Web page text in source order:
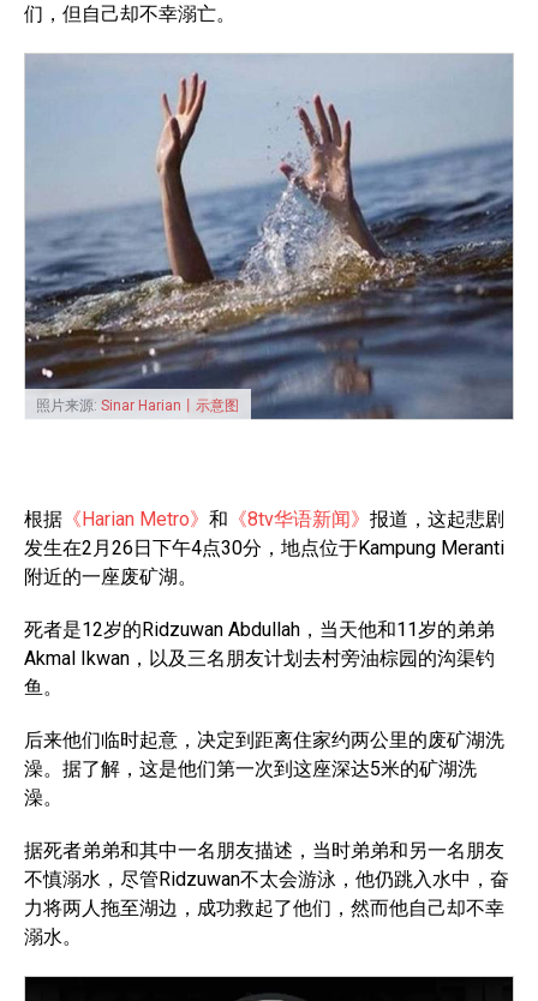
们，但自己却不幸溺亡。
照片来源: Sinar Harian丨示意图
根据 《Harian Metro》 和 《8tv华语新闻》 报道，这起悲剧
发生在2月26日下午4点30分，地点位于Kampung Meranti
附近的一座废矿湖。
死者是12岁的Ridzuwan Abdullah，当天他和11岁的弟弟
Akmal Ikwan，以及三名朋友计划去村旁油棕园的沟渠钓
鱼。
后来他们临时起意，决定到距离住家约两公里的废矿湖洗
澡。据了解，这是他们第一次到这座深达5米的矿湖洗
澡。
据死者弟弟和其中一名朋友描述，当时弟弟和另一名朋友
不慎溺水，尽管Ridzuwan不太会游泳，他仍跳入水中，奋
力将两人拖至湖边，成功救起了他们，然而他自己却不幸
溺水。